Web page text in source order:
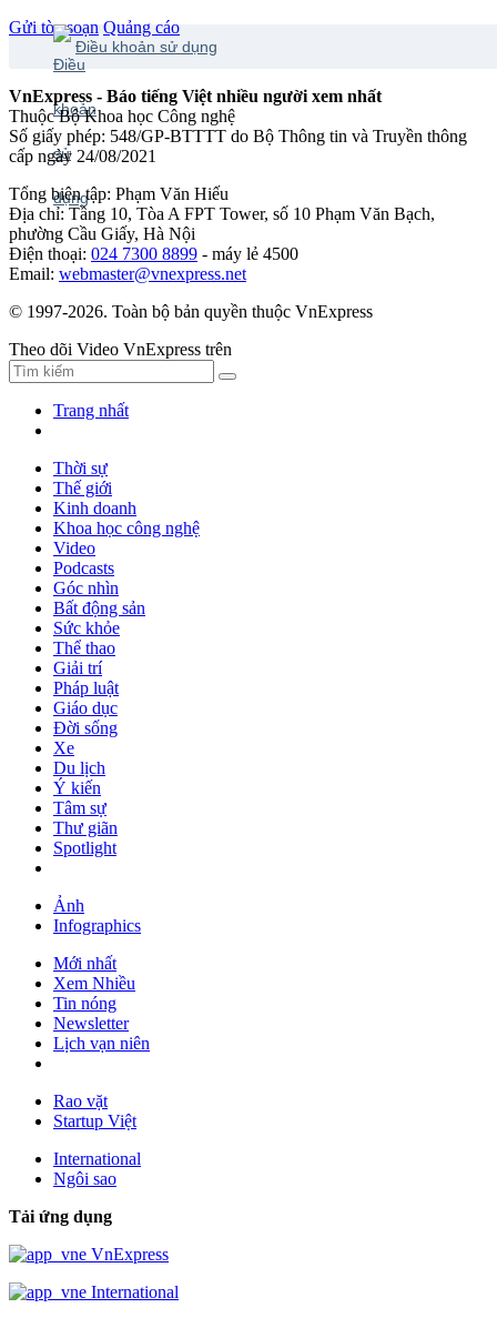
Gửi tòa soạn Quảng cáo
Điều khoản sử dụng
VnExpress - Báo tiếng Việt nhiều người xem nhất
Thuộc Bộ Khoa học Công nghệ
Số giấy phép: 548/GP-BTTTT do Bộ Thông tin và Truyền thông
cấp ngày 24/08/2021
Tổng biên tập: Phạm Văn Hiếu
Địa chỉ: Tầng 10, Tòa A FPT Tower, số 10 Phạm Văn Bạch,
phường Cầu Giấy, Hà Nội
Điện thoại: 024 7300 8899 - máy lẻ 4500
Email: webmaster@vnexpress.net
© 1997-2026. Toàn bộ bản quyền thuộc VnExpress
Theo dõi Video VnExpress trên
Trang nhất
Thời sự
Thế giới
Kinh doanh
Khoa học công nghệ
Video
Podcasts
Góc nhìn
Bất động sản
Sức khỏe
Thể thao
Giải trí
Pháp luật
Giáo dục
Đời sống
Xe
Du lịch
Ý kiến
Tâm sự
Thư giãn
Spotlight
Ảnh
Infographics
Mới nhất
Xem Nhiều
Tin nóng
Newsletter
Lịch vạn niên
Rao vặt
Startup Việt
International
Ngôi sao
Tải ứng dụng
VnExpress
International